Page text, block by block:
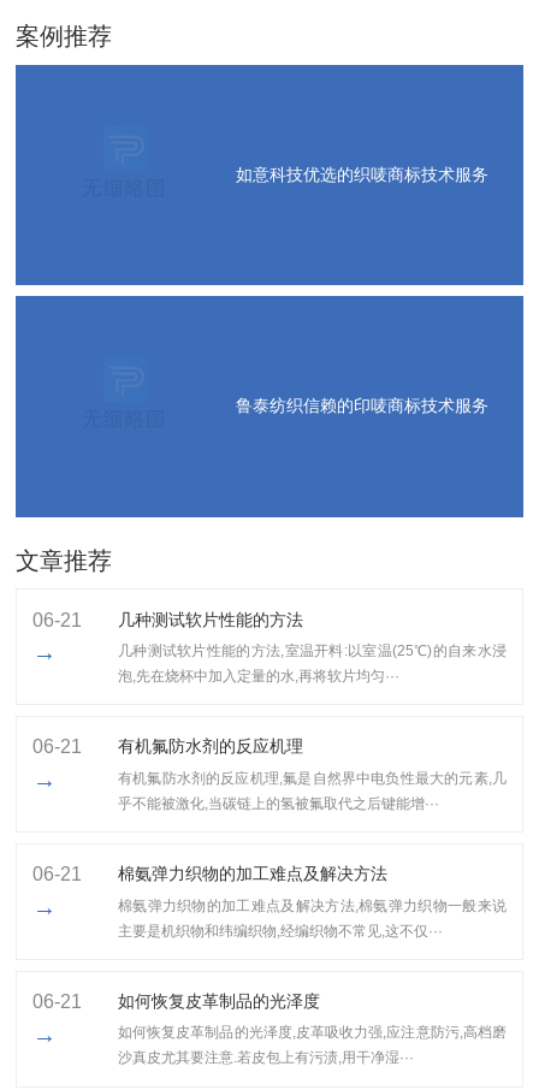
案例推荐
如意科技优选的织唛商标技术服务
鲁泰纺织信赖的印唛商标技术服务
文章推荐
06-21
→
几种测试软片性能的方法
几种测试软片性能的方法,室温开料:以室温(25℃)的自来水浸
泡,先在烧杯中加入定量的水,再将软片均匀···
06-21
→
有机氟防水剂的反应机理
有机氟防水剂的反应机理,氟是自然界中电负性最大的元素,几
乎不能被激化,当碳链上的氢被氟取代之后键能增···
06-21
→
棉氨弹力织物的加工难点及解决方法
棉氨弹力织物的加工难点及解决方法,棉氨弹力织物一般来说
主要是机织物和纬编织物,经编织物不常见,这不仅···
06-21
→
如何恢复皮革制品的光泽度
如何恢复皮革制品的光泽度,皮革吸收力强,应注意防污,高档磨
沙真皮尤其要注意.若皮包上有污渍,用干净湿···